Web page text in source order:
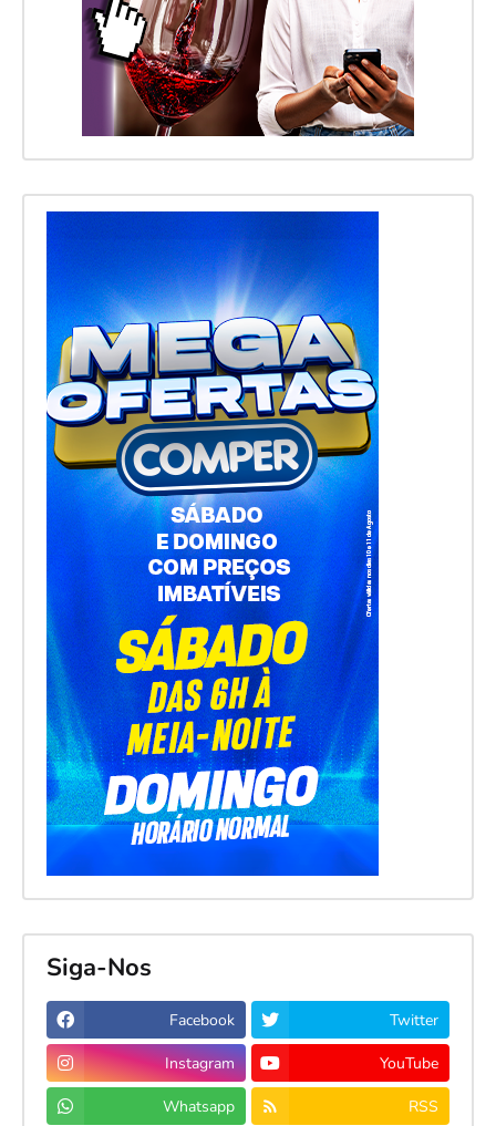
Siga-Nos
Facebook Twitter
Instagram YouTube
Whatsapp RSS